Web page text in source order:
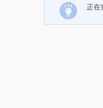
正在